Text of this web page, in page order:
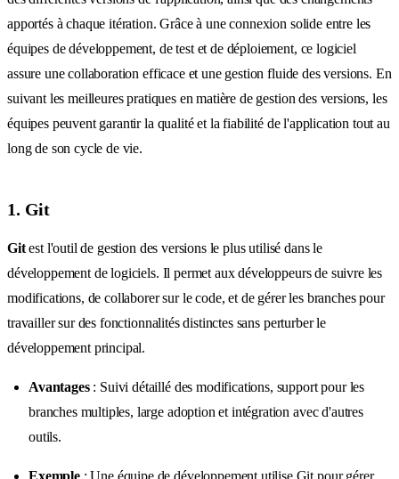
apportés à chaque itération. Grâce à une connexion solide entre les
équipes de développement, de test et de déploiement, ce logiciel
assure une collaboration efficace et une gestion fluide des versions. En
suivant les meilleures pratiques en matière de gestion des versions, les
équipes peuvent garantir la qualité et la fiabilité de l'application tout au
long de son cycle de vie.
1. Git
Gitest l'outil de gestion des versions le plus utilisé dans le
développement de logiciels. Il permet aux développeurs de suivre les
modifications, de collaborer sur le code, et de gérer les branches pour
travailler sur des fonctionnalités distinctes sans perturber le
développement principal.
Avantages: Suivi détaillé des modifications, support pour les
branches multiples, large adoption et intégration avec d'autres
outils.
Exemple: Une équipe de développement utilise Git pour gérer